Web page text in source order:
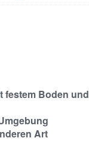
festem Boden und
Art